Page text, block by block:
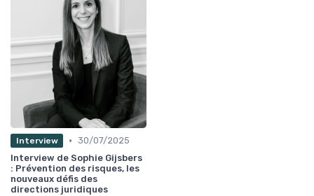
Interview • 30/07/2025
Interview de Sophie Gijsbers
: Prévention des risques, les
nouveaux défis des
directions juridiques